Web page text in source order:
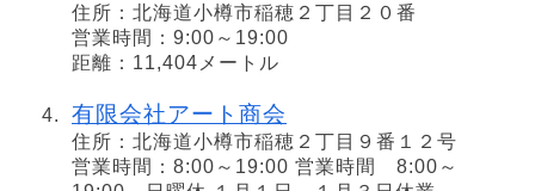
住所：北海道小樽市稲穂２丁目２０番
営業時間：9:00～19:00
距離：11,404メートル
有限会社アート商会
住所：北海道小樽市稲穂２丁目９番１２号
営業時間：8:00～19:00 営業時間 8:00～